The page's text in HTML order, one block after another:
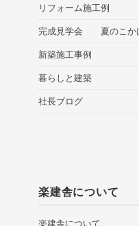
リフォーム施工例
完成見学会 夏のこか
新築施工事例
暮らしと建築
社長ブログ
楽建舎について
楽建舎について